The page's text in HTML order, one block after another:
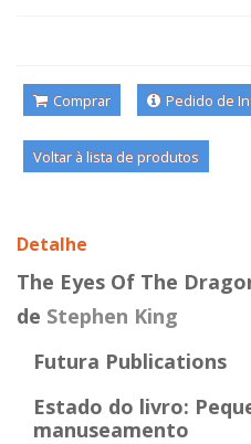
Comprar Pedido de
Voltar à lista de produtos
Detalhe
The Eyes Of The
de Stephen King
Futura Publications
Estado do livro:
manuseamento